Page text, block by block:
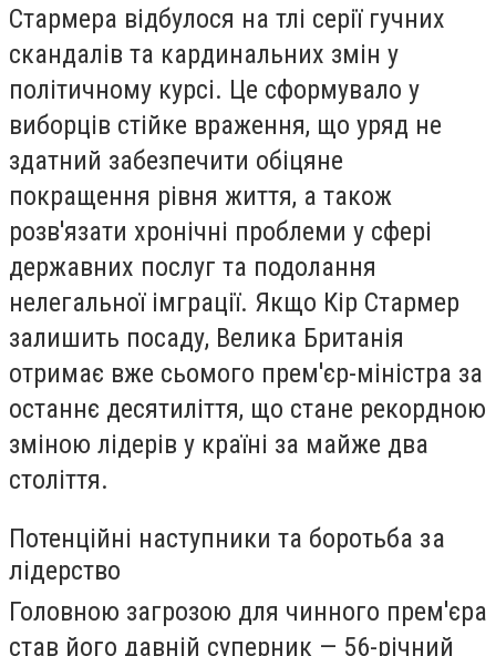
Стармера відбулося на тлі серії гучних
скандалів та кардинальних змін у
політичному курсі. Це сформувало у
виборців стійке враження, що уряд не
здатний забезпечити обіцяне
покращення рівня життя, а також
розв'язати хронічні проблеми у сфері
державних послуг та подолання
нелегальної імграції. Якщо Кір Стармер
залишить посаду, Велика Британія
отримає вже сьомого прем'єр-міністра за
останнє десятиліття, що стане рекордною
зміною лідерів у країні за майже два
століття.
Потенційні наступники та боротьба за
лідерство
Головною загрозою для чинного прем'єра
став його давній суперник — 56-річний